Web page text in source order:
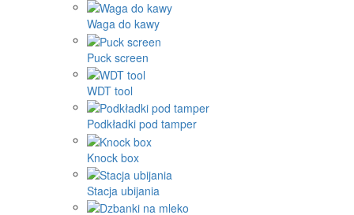
Waga do kawy
Puck screen
WDT tool
Podkładki pod tamper
Knock box
Stacja ubijania